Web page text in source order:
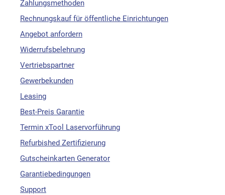
Zahlungsmethoden
Rechnungskauf für öffentliche Einrichtungen
Angebot anfordern
Widerrufsbelehrung
Vertriebspartner
Gewerbekunden
Leasing
Best-Preis Garantie
Termin xTool Laservorführung
Refurbished Zertifizierung
Gutscheinkarten Generator
Garantiebedingungen
Support